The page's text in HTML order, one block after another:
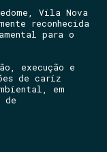
Vila Nova
reconhecida
para o
execução e
de cariz
em
de